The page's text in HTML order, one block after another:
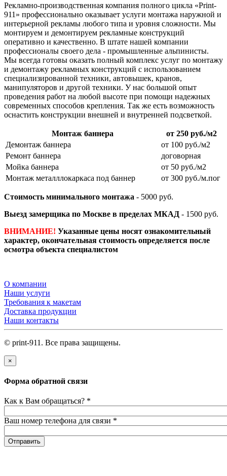
Рекламно-производственная компания полного цикла «Print-
911» профессионально оказывает услуги монтажа наружной и
интерьерной рекламы любого типа и уровня сложности. Мы
монтируем и демонтируем рекламные конструкций
оперативно и качественно. В штате нашей компании
профессионалы своего дела - промышленные альпинисты.
Мы всегда готовы оказать полный комплекс услуг по монтажу
и демонтажу рекламных конструкций с использованием
специализированной техники, автовышек, кранов,
манипуляторов и другой техники. У нас большой опыт
проведения работ на любой высоте при помощи надежных
современных способов крепления. Так же есть возможность
оснастить конструкции внешней и внутренней подсветкой.
Монтаж баннера
от 250 руб./м2
Демонтаж баннера
от 100 руб./м2
Ремонт баннера
договорная
Мойка баннера
от 50 руб./м2
Монтаж металллокаркаса под баннер
от 300 руб./м.пог
Стоимость минимального монтажа - 5000 руб.
Выезд замерщика по Москве в пределах МКАД - 1500 руб.
ВНИМАНИЕ! Указанные цены носят ознакомительный
характер, окончательная стоимость определяется после
осмотра объекта специалистом
О компании
Наши услуги
Требования к макетам
Доставка продукции
Наши контакты
© print-911. Все права защищены.
×
Форма обратной связи
Как к Вам обращаться? *
Ваш номер телефона для связи *